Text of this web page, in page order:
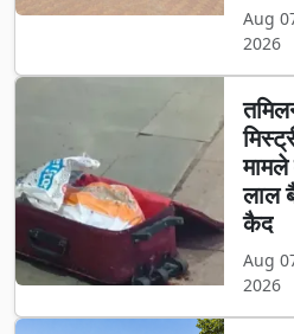
Aug
2026
लाल
कैद
Aug
2026